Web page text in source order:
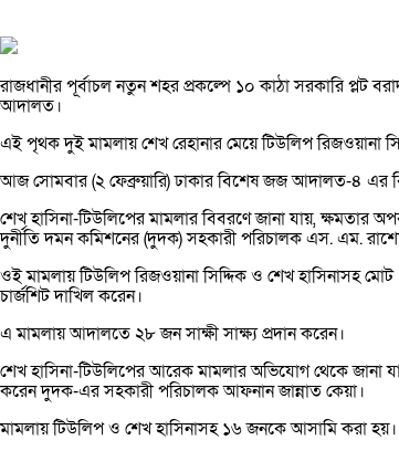
রাজধানীর পূর্বাচল নতুন শহর প্রকল্পে ১০ কাঠা সরকারি প্লট
আদালত।
এই পৃথক দুই মামলায় শেখ রেহানার মেয়ে টিউলিপ রিজওয়ানা
আজ সোমবার (২ ফেব্রুয়ারি) ঢাকার বিশেষ জজ আদালত-৪ এর
শেখ হাসিনা-টিউলিপের মামলার বিবরণে জানা যায়, ক্ষমতার
দুর্নীতি দমন কমিশনের (দুদক) সহকারী পরিচালক এস. এম.
ওই মামলায় টিউলিপ রিজওয়ানা সিদ্দিক ও শেখ হাসিনাসহ
চার্জশিট দাখিল করেন।
এ মামলায় আদালতে ২৮ জন সাক্ষী সাক্ষ্য প্রদান করেন।
শেখ হাসিনা-টিউলিপের আরেক মামলার অভিযোগ থেকে জানা
করেন দুদক-এর সহকারী পরিচালক আফনান জান্নাত কেয়া।
মামলায় টিউলিপ ও শেখ হাসিনাসহ ১৬ জনকে আসামি করা